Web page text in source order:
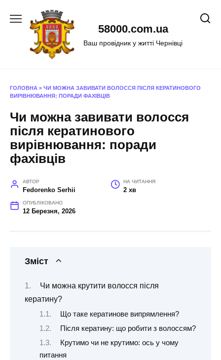
58000.com.ua
Ваш провідник у житті Чернівці
ГОЛОВНА » ЧИ МОЖНА ЗАВИВАТИ ВОЛОССЯ ПІСЛЯ КЕРАТИНОВОГО
ВИРІВНЮВАННЯ: ПОРАДИ ФАХІВЦІВ
Чи можна завивати волосся
після кератинового
вирівнювання: поради
фахівців
АВТОР
Fedorenko Serhii
НА ЧИТАННЯ
2 хв
ОПУБЛІКОВАНО
12 Березня, 2026
Зміст
Чи можна крутити волосся після
кератину?
Що таке кератинове випрямлення?
Після кератину: що робити з волоссям?
Крутимо чи не крутимо: ось у чому
питання